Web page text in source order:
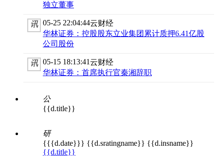
独立董事
讯 05-25 22:04:44云财经
华林证券：控股股东立业集团累计质押6.41亿股
公司股份
讯 05-15 18:13:41云财经
华林证券：首席执行官秦湘辞职
公
{{d.title}}
研
{{{d.date}}} {{d.sratingname}} {{d.insname}}
{{d.title}}